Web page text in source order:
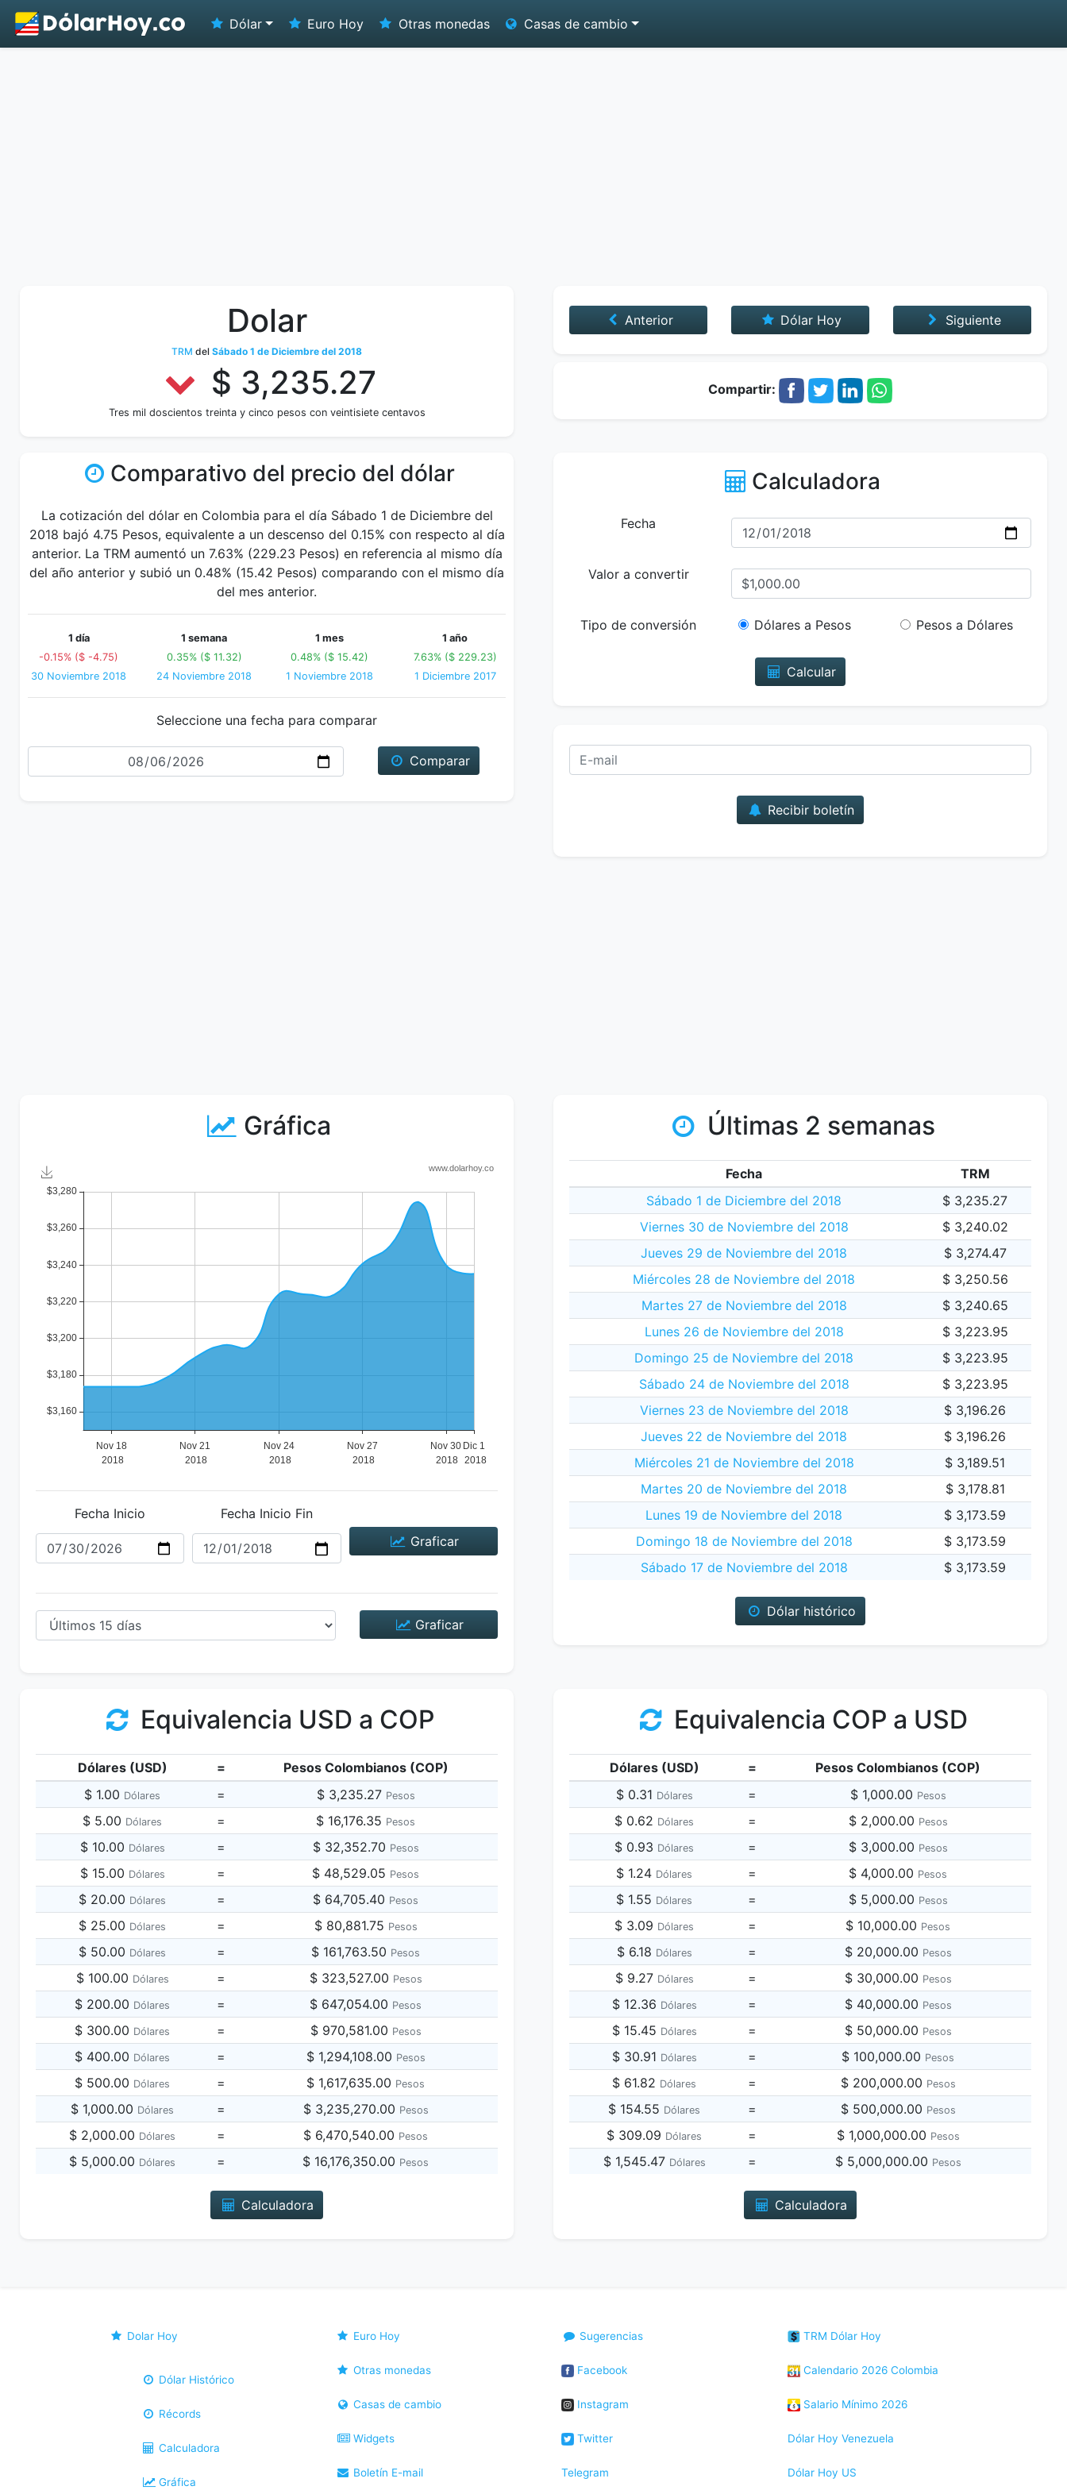
Dólar Euro Hoy Otras monedas Casas de cambio
Dolar
TRM del Sábado 1 de Diciembre del 2018
$ 3,235.27
Tres mil doscientos treinta y cinco pesos con veintisiete centavos
Anterior Dólar Hoy Siguiente
Compartir:
Comparativo del precio del dólar
La cotización del dólar en Colombia para el día Sábado 1 de Diciembre del
2018 bajó 4.75 Pesos, equivalente a un descenso del 0.15% con respecto al día
anterior. La TRM aumentó un 7.63% (229.23 Pesos) en referencia al mismo día
del año anterior y subió un 0.48% (15.42 Pesos) comparando con el mismo día
del mes anterior.
1 día
-0.15% ($ -4.75)
30 Noviembre 2018
1 semana
0.35% ($ 11.32)
24 Noviembre 2018
1 mes
0.48% ($ 15.42)
1 Noviembre 2018
1 año
7.63% ($ 229.23)
1 Diciembre 2017
Seleccione una fecha para comparar
Fecha
Comparar
Calculadora
Fecha
Valor a convertir
Tipo de conversión Dólares a Pesos Pesos a Dólares
Calcular
Recibir boletín
Gráfica
Fecha Inicio
Fecha Inicio Fin
Graficar
Graficar
Últimas 2 semanas
Fecha
TRM
Sábado 1 de Diciembre del 2018
$ 3,235.27
Viernes 30 de Noviembre del 2018
$ 3,240.02
Jueves 29 de Noviembre del 2018
$ 3,274.47
Miércoles 28 de Noviembre del 2018
$ 3,250.56
Martes 27 de Noviembre del 2018
$ 3,240.65
Lunes 26 de Noviembre del 2018
$ 3,223.95
Domingo 25 de Noviembre del 2018
$ 3,223.95
Sábado 24 de Noviembre del 2018
$ 3,223.95
Viernes 23 de Noviembre del 2018
$ 3,196.26
Jueves 22 de Noviembre del 2018
$ 3,196.26
Miércoles 21 de Noviembre del 2018
$ 3,189.51
Martes 20 de Noviembre del 2018
$ 3,178.81
Lunes 19 de Noviembre del 2018
$ 3,173.59
Domingo 18 de Noviembre del 2018
$ 3,173.59
Sábado 17 de Noviembre del 2018
$ 3,173.59
Dólar histórico
Equivalencia USD a COP
Dólares (USD) =
Pesos Colombianos (COP)
$ 1.00 Dólares = $ 3,235.27 Pesos
$ 5.00 Dólares = $ 16,176.35 Pesos
$ 10.00 Dólares = $ 32,352.70 Pesos
$ 15.00 Dólares = $ 48,529.05 Pesos
$ 20.00 Dólares = $ 64,705.40 Pesos
$ 25.00 Dólares = $ 80,881.75 Pesos
$ 50.00 Dólares = $ 161,763.50 Pesos
$ 100.00 Dólares = $ 323,527.00 Pesos
$ 200.00 Dólares = $ 647,054.00 Pesos
$ 300.00 Dólares = $ 970,581.00 Pesos
$ 400.00 Dólares = $ 1,294,108.00 Pesos
$ 500.00 Dólares = $ 1,617,635.00 Pesos
$ 1,000.00 Dólares = $ 3,235,270.00 Pesos
$ 2,000.00 Dólares = $ 6,470,540.00 Pesos
$ 5,000.00 Dólares = $ 16,176,350.00 Pesos
Calculadora
Equivalencia COP a USD
Dólares (USD) =
Pesos Colombianos (COP)
$ 0.31 Dólares = $ 1,000.00 Pesos
$ 0.62 Dólares = $ 2,000.00 Pesos
$ 0.93 Dólares = $ 3,000.00 Pesos
$ 1.24 Dólares = $ 4,000.00 Pesos
$ 1.55 Dólares = $ 5,000.00 Pesos
$ 3.09 Dólares = $ 10,000.00 Pesos
$ 6.18 Dólares = $ 20,000.00 Pesos
$ 9.27 Dólares = $ 30,000.00 Pesos
$ 12.36 Dólares = $ 40,000.00 Pesos
$ 15.45 Dólares = $ 50,000.00 Pesos
$ 30.91 Dólares = $ 100,000.00 Pesos
$ 61.82 Dólares = $ 200,000.00 Pesos
$ 154.55 Dólares = $ 500,000.00 Pesos
$ 309.09 Dólares = $ 1,000,000.00 Pesos
$ 1,545.47 Dólares = $ 5,000,000.00 Pesos
Calculadora
Dolar Hoy
Dólar Histórico
Récords
Calculadora
Gráfica
Euro Hoy
Otras monedas
Casas de cambio
Widgets
Boletín E-mail
Sugerencias
Facebook
Instagram
Twitter
Telegram
TRM Dólar Hoy
Calendario 2026 Colombia
Salario Mínimo 2026
Dólar Hoy Venezuela
Dólar Hoy US